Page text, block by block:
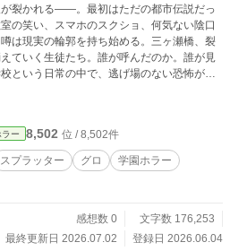
が裂かれる――。最初はただの都市伝説だっ
の笑い、スマホのスクショ、何気ない陰口
は現実の輪郭を持ち始める。三ヶ瀬橋、裂
ていく生徒たち。誰が呼んだのか。誰が見
という日常の中で、逃げ場のない恐怖が静
ラー 8,502 位 / 8,502件
スプラッター グロ
学園ホラー
感想数 0
文字数 176,253
最終更新日 2026.07.02
登録日 2026.06.04